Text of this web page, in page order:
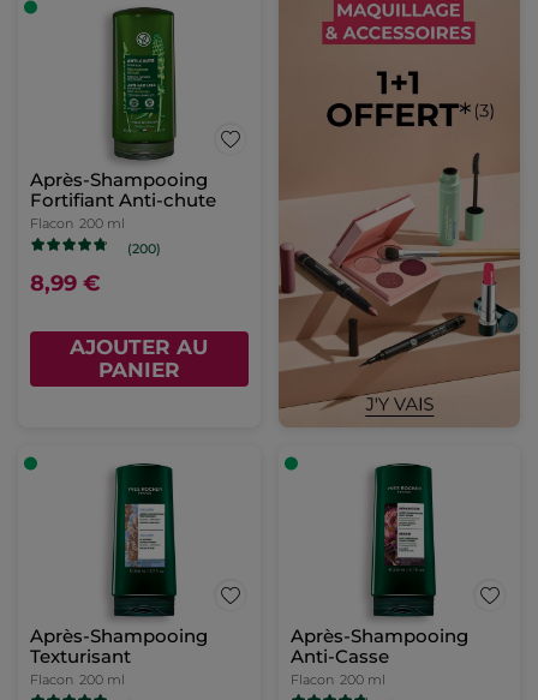
Après-Shampooing
Fortifiant Anti-chute
Flacon 200 ml
(200)
8,99 €
AJOUTER AU
PANIER
Après-Shampooing
Texturisant
Flacon 200 ml
Après-Shampooing
Anti-Casse
Flacon 200 ml